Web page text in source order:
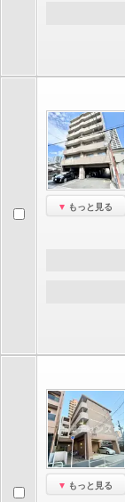
もっと見る
もっと見る